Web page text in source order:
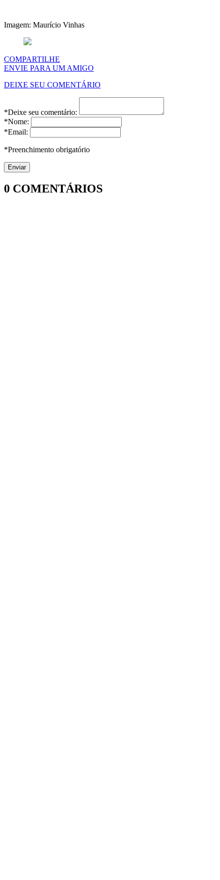
Imagem: Maurício Vinhas
COMPARTILHE
ENVIE PARA UM AMIGO
DEIXE SEU COMENTÁRIO
*Deixe seu comentário:
*Nome:
*Email:
*Preenchimento obrigatório
0 COMENTÁRIOS